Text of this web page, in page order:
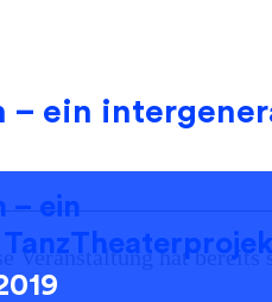
– ein
Veranstaltung hat bereits
– ein